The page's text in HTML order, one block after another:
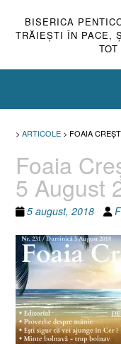
BISERICA
TRĂIEŞTI ÎN PACE,
> ARTICOLE > FOAIA
Foaia
5 August
5 august, 2018